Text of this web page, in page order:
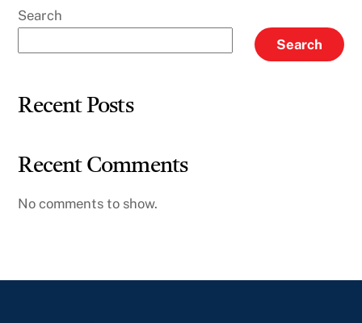
Search
Search
Recent Posts
Recent Comments
No comments to show.